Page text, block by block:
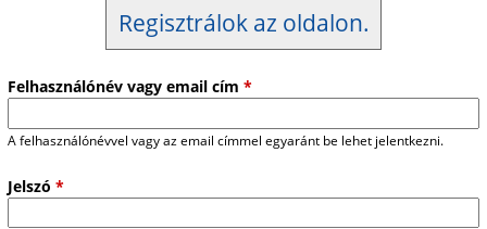
Regisztrálok az oldalon.
Felhasználónév vagy email cím *
A felhasználónévvel vagy az email címmel egyaránt be lehet jelentkezni.
Jelszó *